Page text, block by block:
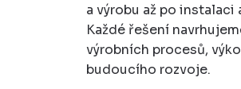
a výrobu až po
Každé řešení
výrobních procesů,
budoucího rozvoje.